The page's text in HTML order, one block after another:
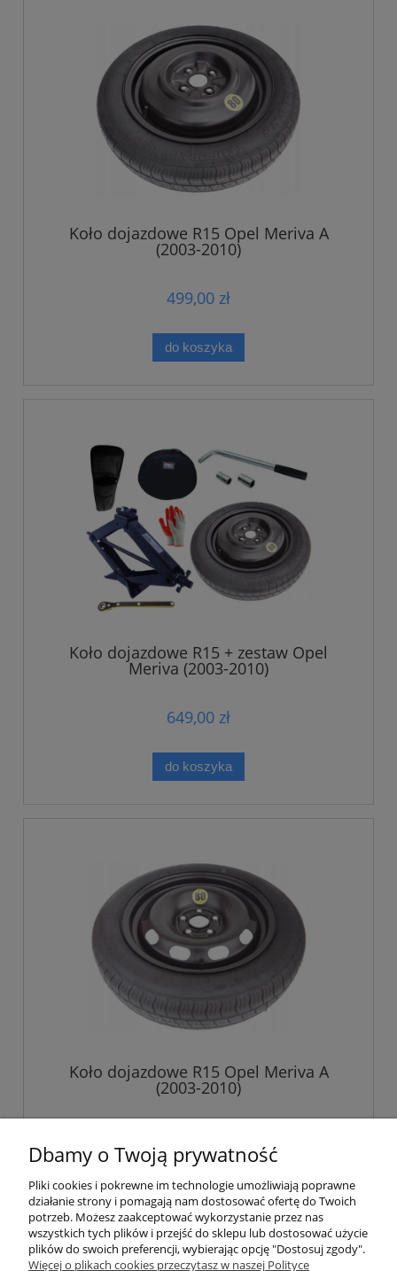
Koło dojazdowe R15 Opel Meriva A
(2003-2010)
499,00 zł
do koszyka
Koło dojazdowe R15 + zestaw Opel
Meriva (2003-2010)
649,00 zł
do koszyka
Koło dojazdowe R15 Opel Meriva A
(2003-2010)
do koszyka
Pomoc
Dbamy o Twoją prywatność
Pliki cookies i pokrewne im technologie umożliwiają poprawne
działanie strony i pomagają nam dostosować ofertę do Twoich
potrzeb. Możesz zaakceptować wykorzystanie przez nas
wszystkich tych plików i przejść do sklepu lub dostosować użycie
plików do swoich preferencji, wybierając opcję "Dostosuj zgody".
Więcej o plikach cookies przeczytasz w naszej Polityce